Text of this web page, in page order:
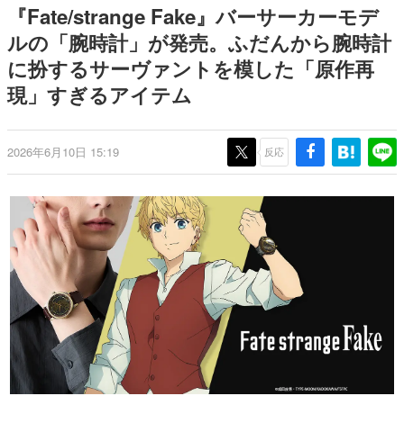
きます。
赫本
この物語を解いてはいけない。『赫本』は、〈試験問題〉
の形をした短編ホラー小説集です。
これからのデジタルゲーム市場を担う若きクリエイター達
の姿を追い、彼らのルーツと情熱を探っていきます。
ゲームに多大な影響を受けた作家さんに取材し、ゲームが
日本のコンテンツ産業やカルチャーに与えた影響を探る企
画です。
日本モバイルゲーム産業史
日本のモバイルゲーム史における主要なトピック・タイト
ルを網羅するほか、開発者へのインタビューや識者による
解説を掲載。約20年の歴史が一望できる決定版！
若ゲのいたり〜ゲームクリエイターの青春〜
『うつヌケ』『ペンと箸』等で知られるマンガ家・田中圭
一先生によるゲーム業界レポートマンガです。
『Fate/strange Fake』バーサーカーモデ
ルの「腕時計」が発売。ふだんから腕時計
に扮するサーヴァントを模した「原作再
現」すぎるアイテム
2026年6月10日 15:19 反応